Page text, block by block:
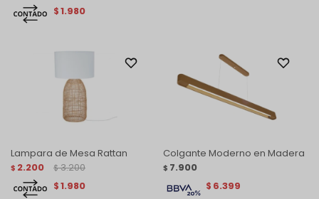
$1.980
Lampara de Mesa Rattan
$ 2.200 $ 3.200
$1.980
Colgante Moderno en Madera
$ 7.900
$ 6.399